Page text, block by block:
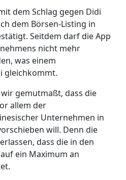
dem Schlag gegen Didi
dem Börsen-Listing in
Seitdem darf die App
nicht mehr
was einem
gleichkommt.
gemutmaßt, dass die
allem der
Unternehmen in
will. Denn die
dass die in den
ein Maximum an